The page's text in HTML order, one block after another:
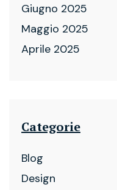
Giugno 2025
Maggio 2025
Aprile 2025
Categorie
Blog
Design